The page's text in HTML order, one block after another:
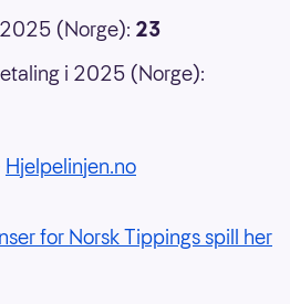
(Norge): 23
i 2025 (Norge):
Hjelpelinjen.no
for Norsk Tippings spill her